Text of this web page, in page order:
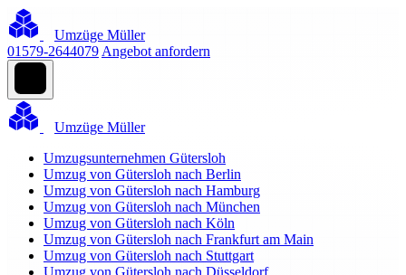
Umzüge Müller
01579-2644079 Angebot anfordern
Umzüge Müller
Umzugsunternehmen Gütersloh
Umzug von Gütersloh nach Berlin
Umzug von Gütersloh nach Hamburg
Umzug von Gütersloh nach München
Umzug von Gütersloh nach Köln
Umzug von Gütersloh nach Frankfurt am Main
Umzug von Gütersloh nach Stuttgart
Umzug von Gütersloh nach Düsseldorf